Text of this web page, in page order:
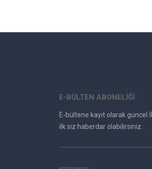
E-BÜLTEN ABONELİĞİ
E-bültene kayıt olarak güncel
ilk siz haberdar olabilirsiniz.